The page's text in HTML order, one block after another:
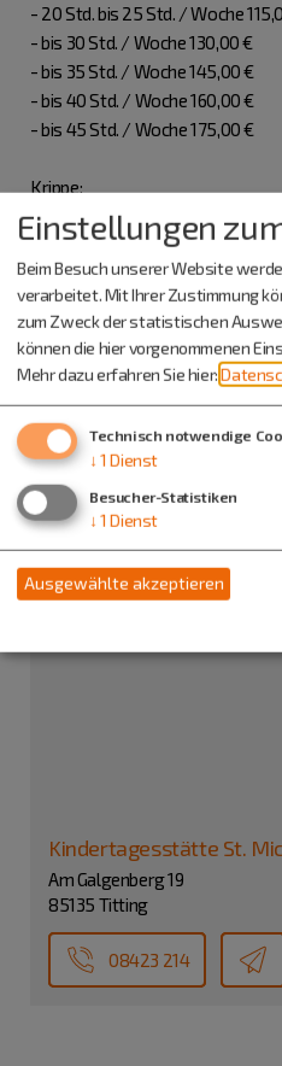
- 20 Std. bis 25 Std. / Woche
- bis 30 Std. / Woche 130,00 €
- bis 35 Std. / Woche 145,00 €
- bis 40 Std. / Woche 160,00 €
- bis 45 Std. / Woche 175,00 €
Krippe:
- 15 bis 20 Std. / Woche 140,00 €
- bis 25 Std. / Woche 155,00 €
- bis 30 Std. / Woche 170,00 €
- bis 35 Std. / Woche 185,00 €
- bis 40 Std. / Woche 200,00 €
- bis 45 Std. / Woche 215,00 €
Zusätzlich 8,- € Materialgeld.
Portion 4,80 €. Eine
Kindertagesstätte St.
Am Galgenberg 19
85135 Titting
08423 214
Einstellungen
Beim Besuch unserer Website
verarbeitet. Mit Ihrer Zustimmung
zum Zweck der statistischen
können die hier vorgenommenen
Mehr dazu erfahren Sie hier:
Technisch notwendige
↓ 1 Dienst
Besucher-Statistiken
↓ 1 Dienst
Ausgewählte akzeptieren